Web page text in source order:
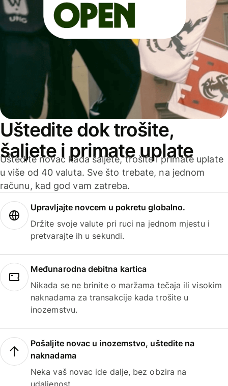
Uštedite dok trošite,
šaljete i primate uplate
Uštedite novac kada šaljete, trošite i primate uplate
u više od 40 valuta. Sve što trebate, na jednom
računu, kad god vam zatreba.
Upravljajte novcem u pokretu globalno.
Držite svoje valute pri ruci na jednom mjestu i
pretvarajte ih u sekundi.
Međunarodna debitna kartica
Nikada se ne brinite o maržama tečaja ili visokim
naknadama za transakcije kada trošite u
inozemstvu.
Pošaljite novac u inozemstvo, uštedite na
naknadama
Neka vaš novac ide dalje, bez obzira na
udaljenost.